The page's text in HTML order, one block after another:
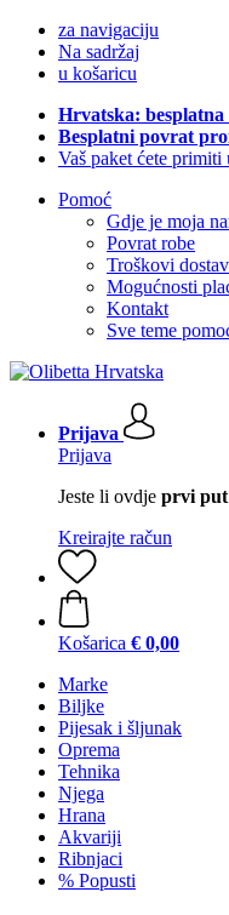
za navigaciju
Na sadržaj
u košaricu
Hrvatska:
Besplatni povrat
Vaš paket ćete primiti
Pomoć
Gdje je moja
Povrat robe
Troškovi
Mogućnosti
Kontakt
Sve teme
Prijava
Prijava
Jeste li ovdje prvi
Kreirajte račun
Košarica € 0,00
Marke
Biljke
Pijesak i šljunak
Oprema
Tehnika
Njega
Hrana
Akvariji
Ribnjaci
% Popusti